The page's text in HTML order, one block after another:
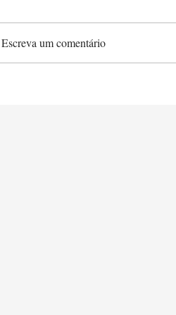
Escreva um comentário